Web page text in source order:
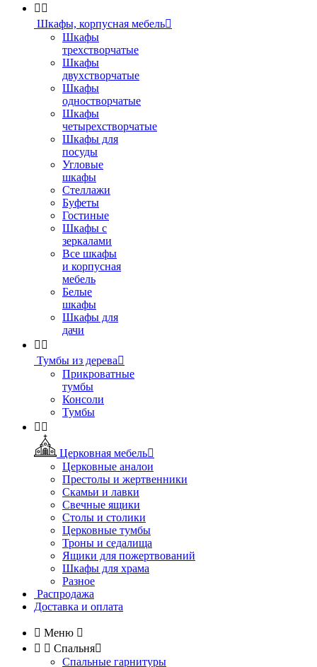
 
Шкафы, корпусная мебель
Шкафы
трехстворчатые
Шкафы
двухстворчатые
Шкафы
одностворчатые
Шкафы
четырехстворчатые
Шкафы для
посуды
Угловые
шкафы
Стеллажи
Буфеты
Гостиные
Шкафы с
зеркалами
Все шкафы
и корпусная
мебель
Белые
шкафы
Шкафы для
дачи
 
Тумбы из дерева
Прикроватные
тумбы
Консоли
Тумбы
 
Церковная мебель
Церковные аналои
Престолы и жертвенники
Скамьи и лавки
Свечные ящики
Столы и столики
Церковные тумбы
Троны и седалища
Ящики для пожертвований
Шкафы для храма
Разное
Распродажа
Доставка и оплата
 Меню 
  Спальня
Спальные гарнитуры